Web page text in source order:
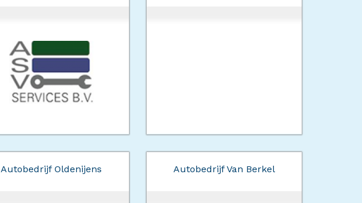
Autobedrijf Oldenijens Autobedrijf Van Berkel